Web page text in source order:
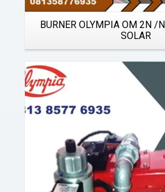
BURNER OLYMPIA OM 2N /
SOLAR